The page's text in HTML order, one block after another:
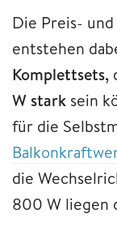
Die Preis-
entstehen
Komplettsets,
W stark sein
für die
die
800 W liegen